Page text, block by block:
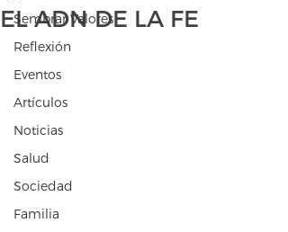
Sembrar Valores
Reflexión
Eventos
Artículos
Noticias
Salud
Sociedad
Familia
EL ADN DE LA FE